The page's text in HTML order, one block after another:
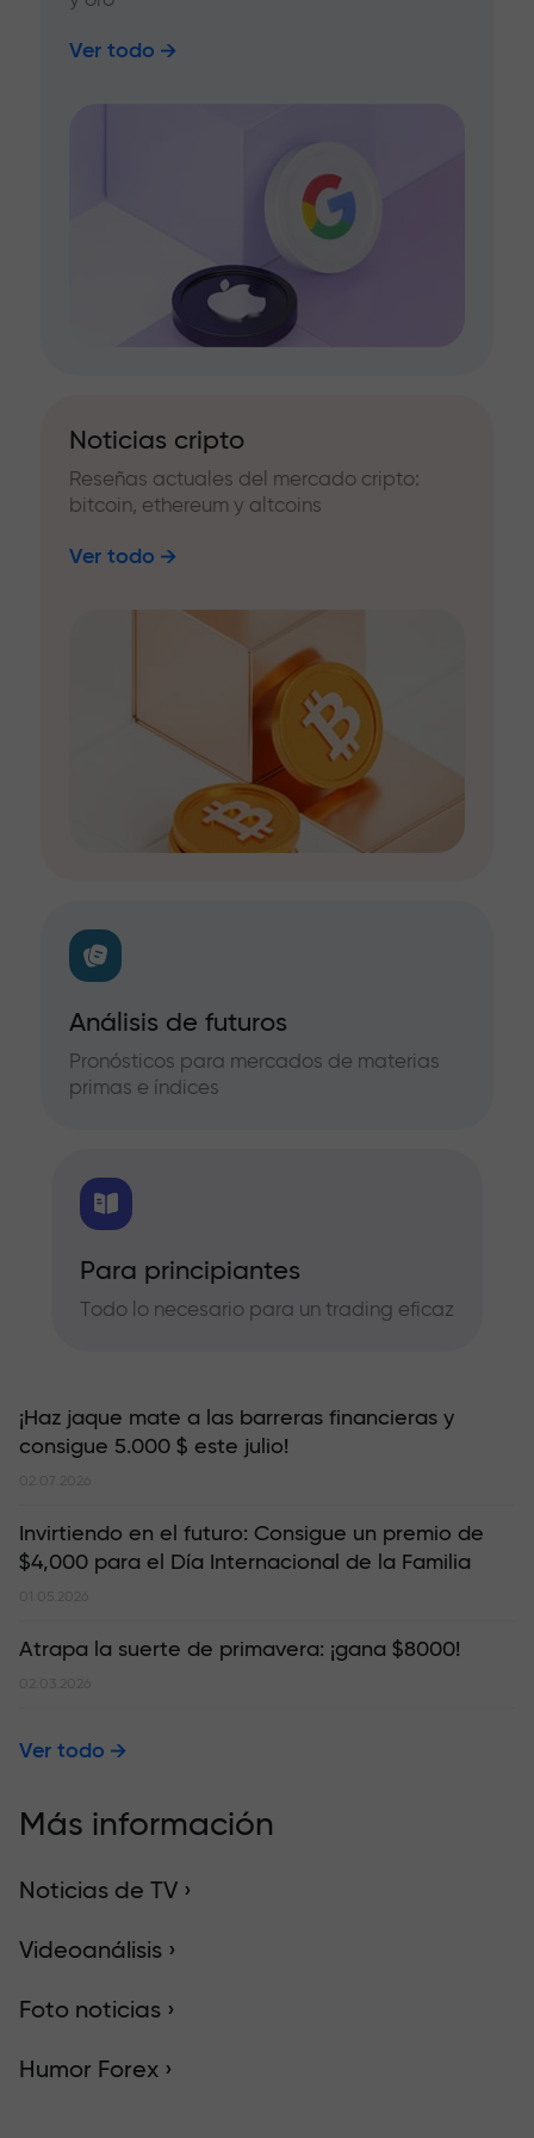
Ver todo
Noticias cripto
Reseñas actuales del mercado cripto:
bitcoin, ethereum y altcoins
Ver todo
Análisis de futuros
Pronósticos para mercados de materias
primas e índices
Para principiantes
Todo lo necesario para un trading eficaz
¡Haz jaque mate a las barreras financieras y
consigue 5.000 $ este julio!
02.07.2026
Invirtiendo en el futuro: Consigue un premio de
$4,000 para el Día Internacional de la Familia
01.05.2026
Atrapa la suerte de primavera: ¡gana $8000!
02.03.2026
Ver todo
Más información
Noticias de TV ›
Videoanálisis ›
Foto noticias ›
Humor Forex ›